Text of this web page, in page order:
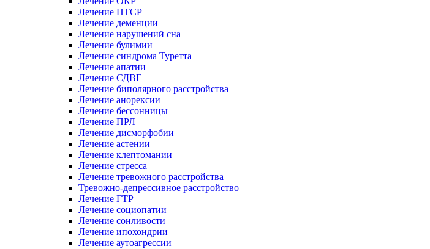
Лечение ПТСР
Лечение деменции
Лечение нарушений сна
Лечение булимии
Лечение синдрома Туретта
Лечение апатии
Лечение СДВГ
Лечение биполярного расстройства
Лечение анорексии
Лечение бессонницы
Лечение ПРЛ
Лечение дисморфобии
Лечение астении
Лечение клептомании
Лечение стресса
Лечение тревожного расстройства
Тревожно-депрессивное расстройство
Лечение ГТР
Лечение социопатии
Лечение сонливости
Лечение ипохондрии
Лечение аутоагрессии